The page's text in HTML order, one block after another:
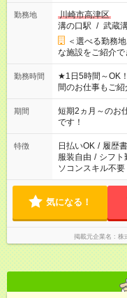
勤務地
川崎市高津区
溝の口駅 / 武蔵
＜選べる勤務
な施設をご紹介で
勤務時間
★1日5時間～OK
間のお仕事もご
家庭の都合でお
※週最低15時間以
期間
短期2ヵ月～のお
です！
特徴 日払いOK / 履歴
服装自由 / シフト
ソコンスキル不要
気になる！
掲載元企業名 株